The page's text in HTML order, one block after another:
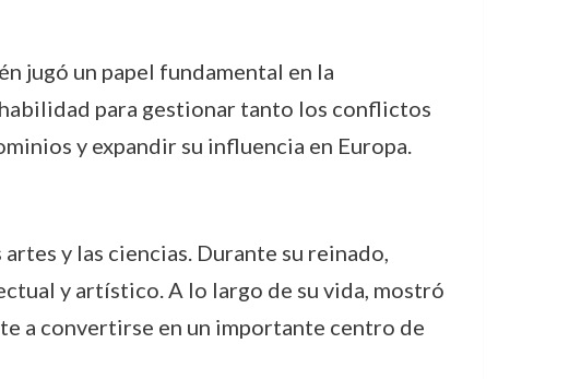
jugó un papel fundamental en la
para gestionar tanto los conflictos
y expandir su influencia en Europa.
y las ciencias. Durante su reinado,
y artístico. A lo largo de su vida, mostró
a convertirse en un importante centro de